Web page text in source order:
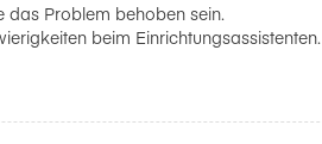
das Problem behoben sein.
beim Einrichtungsassistenten.